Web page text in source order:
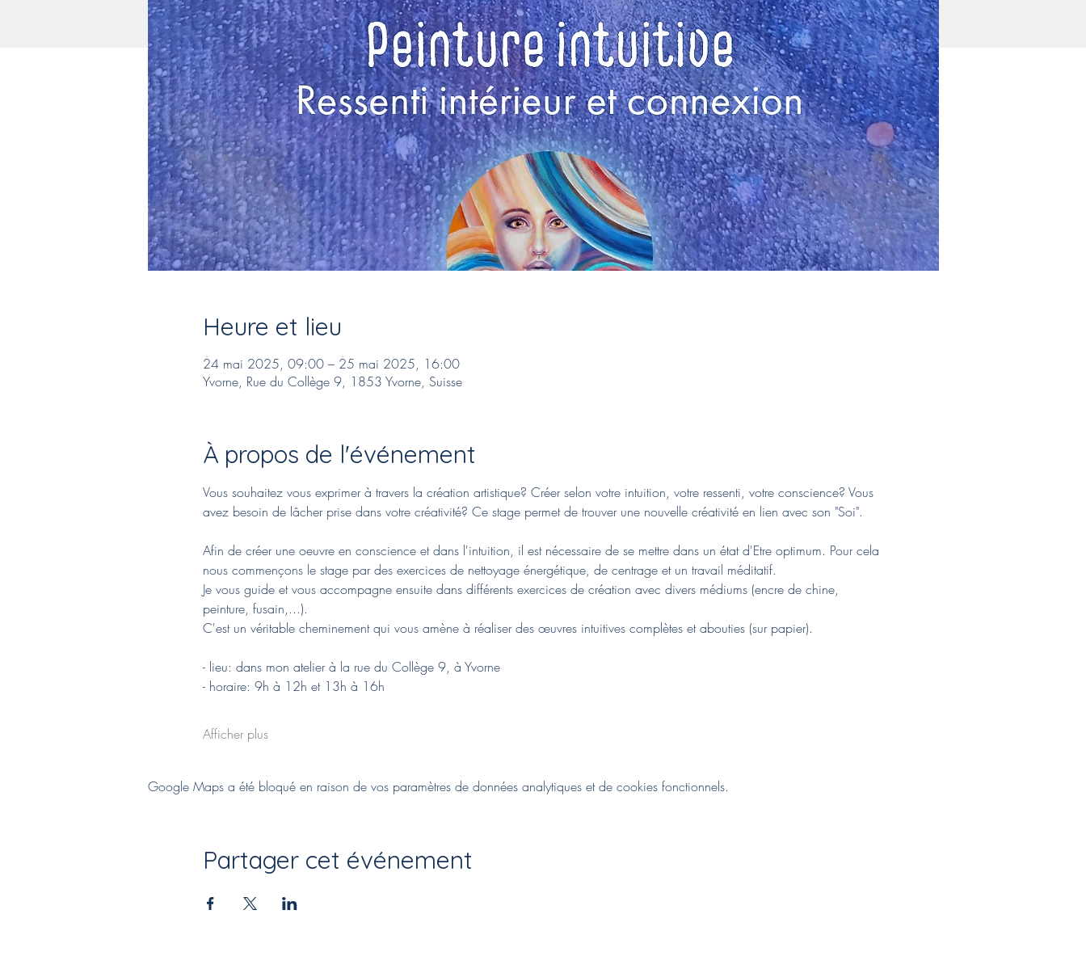
Heure et lieu
24 mai 2025, 09:00 – 25 mai 2025, 16:00
Yvorne, Rue du Collège 9, 1853 Yvorne, Suisse
À propos de l'événement
Vous souhaitez vous exprimer à travers la création artistique? Créer selon votre intuition, votre ressenti, votre conscience? Vous
avez besoin de lâcher prise dans votre créativité? Ce stage permet de trouver une nouvelle créativité en lien avec son "Soi".
Afin de créer une oeuvre en conscience et dans l'intuition, il est nécessaire de se mettre dans un état d'Etre optimum. Pour cela
nous commençons le stage par des exercices de nettoyage énergétique, de centrage et un travail méditatif.
Je vous guide et vous accompagne ensuite dans différents exercices de création avec divers médiums (encre de chine,
peinture, fusain,...).
C'est un véritable cheminement qui vous amène à réaliser des œuvres intuitives complètes et abouties (sur papier).
- lieu: dans mon atelier à la rue du Collège 9, à Yvorne
- horaire: 9h à 12h et 13h à 16h
Afficher plus
Google Maps a été bloqué en raison de vos paramètres de données analytiques et de cookies fonctionnels.
Partager cet événement